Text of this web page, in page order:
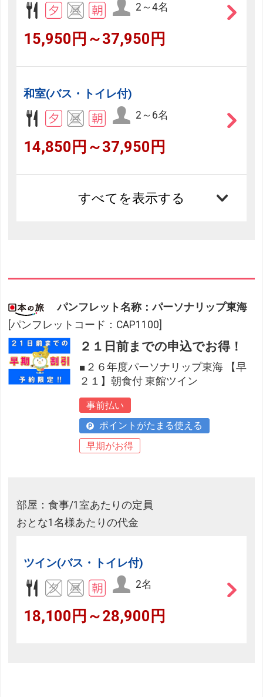
2～4名
15,950円～37,950円
和室(バス・トイレ付)
2～6名
14,850円～37,950円
すべてを表示する
パンフレット名称：パーソナリップ東海
[パンフレットコード：CAP1100]
２１日前までの申込でお得！
■２６年度パーソナリップ東海 【早
２１】朝食付 東館ツイン
事前払い
ポイントがたまる使える
早期がお得
部屋：食事/1室あたりの定員
おとな1名様あたりの代金
ツイン(バス・トイレ付)
2名
18,100円～28,900円